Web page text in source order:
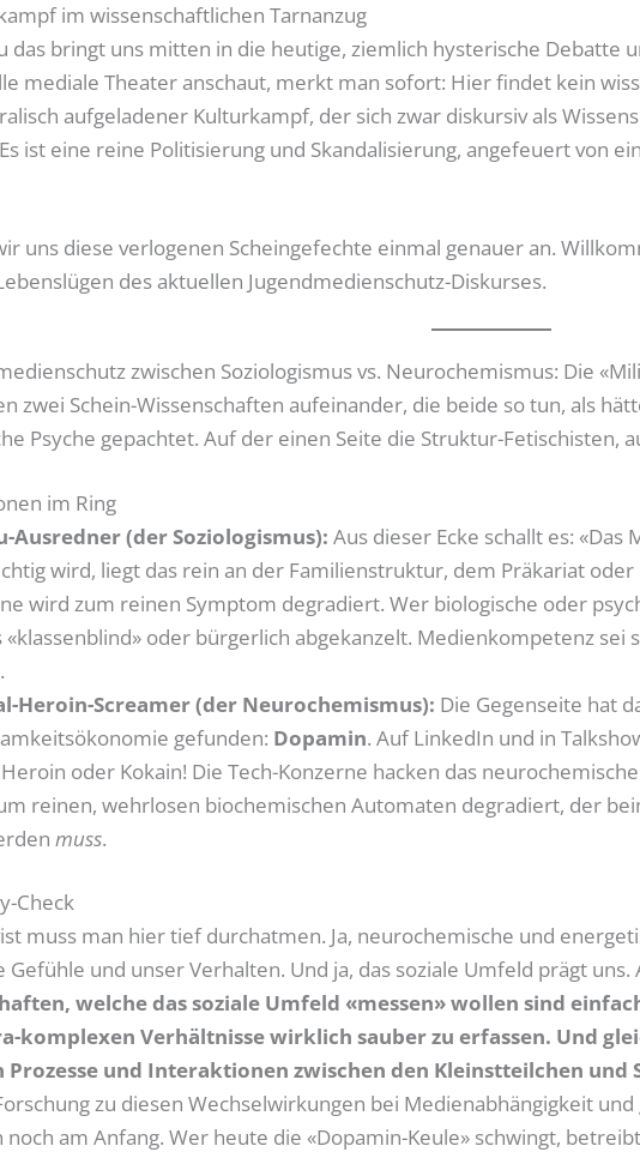
im wissenschaftlichen Tarnanzug
das bringt uns mitten in die heutige, ziemlich hysterische Debatte
mediale Theater anschaut, merkt man sofort: Hier findet kein
aufgeladener Kulturkampf, der sich zwar diskursiv als
ist eine reine Politisierung und Skandalisierung, angefeuert von
uns diese verlogenen Scheingefechte einmal genauer an.
des aktuellen Jugendmedienschutz-Diskurses.
zwischen Soziologismus vs. Neurochemismus: Die
zwei Schein-Wissenschaften aufeinander, die beide so tun, als
Psyche gepachtet. Auf der einen Seite die Struktur-Fetischisten,
im Ring
Ausredner (der Soziologismus): Aus dieser Ecke schallt es:
wird, liegt das rein an der Familienstruktur, dem Präkariat
wird zum reinen Symptom degradiert. Wer biologische oder
«klassenblind» oder bürgerlich abgekanzelt. Medienkompetenz sei
Heroin-Screamer (der Neurochemismus): Die Gegenseite hat
gefunden: Dopamin. Auf LinkedIn und in
oder Kokain! Die Tech-Konzerne hacken das
reinen, wehrlosen biochemischen Automaten degradiert, der
muss.
Check
muss man hier tief durchatmen. Ja, neurochemische und
Gefühle und unser Verhalten. Und ja, das soziale Umfeld prägt
welche das soziale Umfeld «messen» wollen sind
komplexen Verhältnisse wirklich sauber zu erfassen. Und
Prozesse und Interaktionen zwischen den Kleinstteilchen
zu diesen Wechselwirkungen bei Medienabhängigkeit
noch am Anfang. Wer heute die «Dopamin-Keule» schwingt,